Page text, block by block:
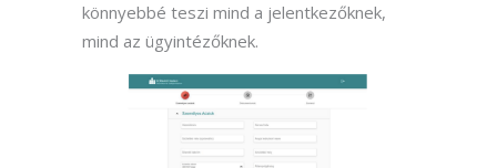
könnyebbé teszi mind a jelentkezőknek,
mind az ügyintézőknek.